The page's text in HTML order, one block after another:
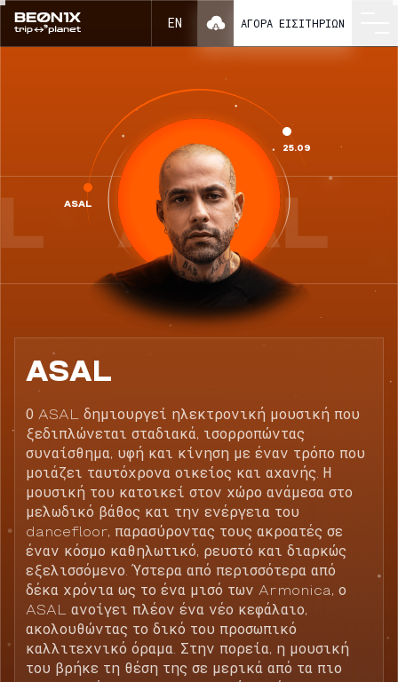
ASAL ως μέρος του BEONIX 2026
EN ΑΓΟΡΆ ΕΙΣΙΤΗΡΊΩΝ
ASAL
25.09
ASAL
ASAL
Ο ASAL δημιουργεί ηλεκτρονική μουσική που
ξεδιπλώνεται σταδιακά, ισορροπώντας
συναίσθημα, υφή και κίνηση με έναν τρόπο που
μοιάζει ταυτόχρονα οικείος και αχανής. Η
μουσική του κατοικεί στον χώρο ανάμεσα στο
μελωδικό βάθος και την ενέργεια του
dancefloor, παρασύροντας τους ακροατές σε
έναν κόσμο καθηλωτικό, ρευστό και διαρκώς
εξελισσόμενο. Ύστερα από περισσότερα από
δέκα χρόνια ως το ένα μισό των Armonica, ο
ASAL ανοίγει πλέον ένα νέο κεφάλαιο,
ακολουθώντας το δικό του προσωπικό
καλλιτεχνικό όραμα. Στην πορεία, η μουσική
του βρήκε τη θέση της σε μερικά από τα πιο